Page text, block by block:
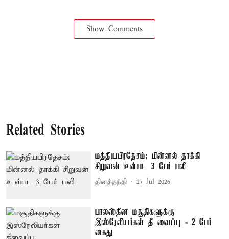
Show Comments
Related Stories
மத்தியபிரதேசம்: மின்னல் தாக்கி
சிறுவன் உள்பட 3 பேர் பலி
தினத்தந்தி 27 Jul 2026
பாலஸ்தீன மசூதிகளுக்கு
இஸ்ரேலியர்கள் தீ வைப்பு - 2 பேர்
கைது